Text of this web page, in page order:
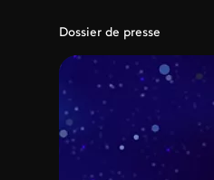
Dossier de presse